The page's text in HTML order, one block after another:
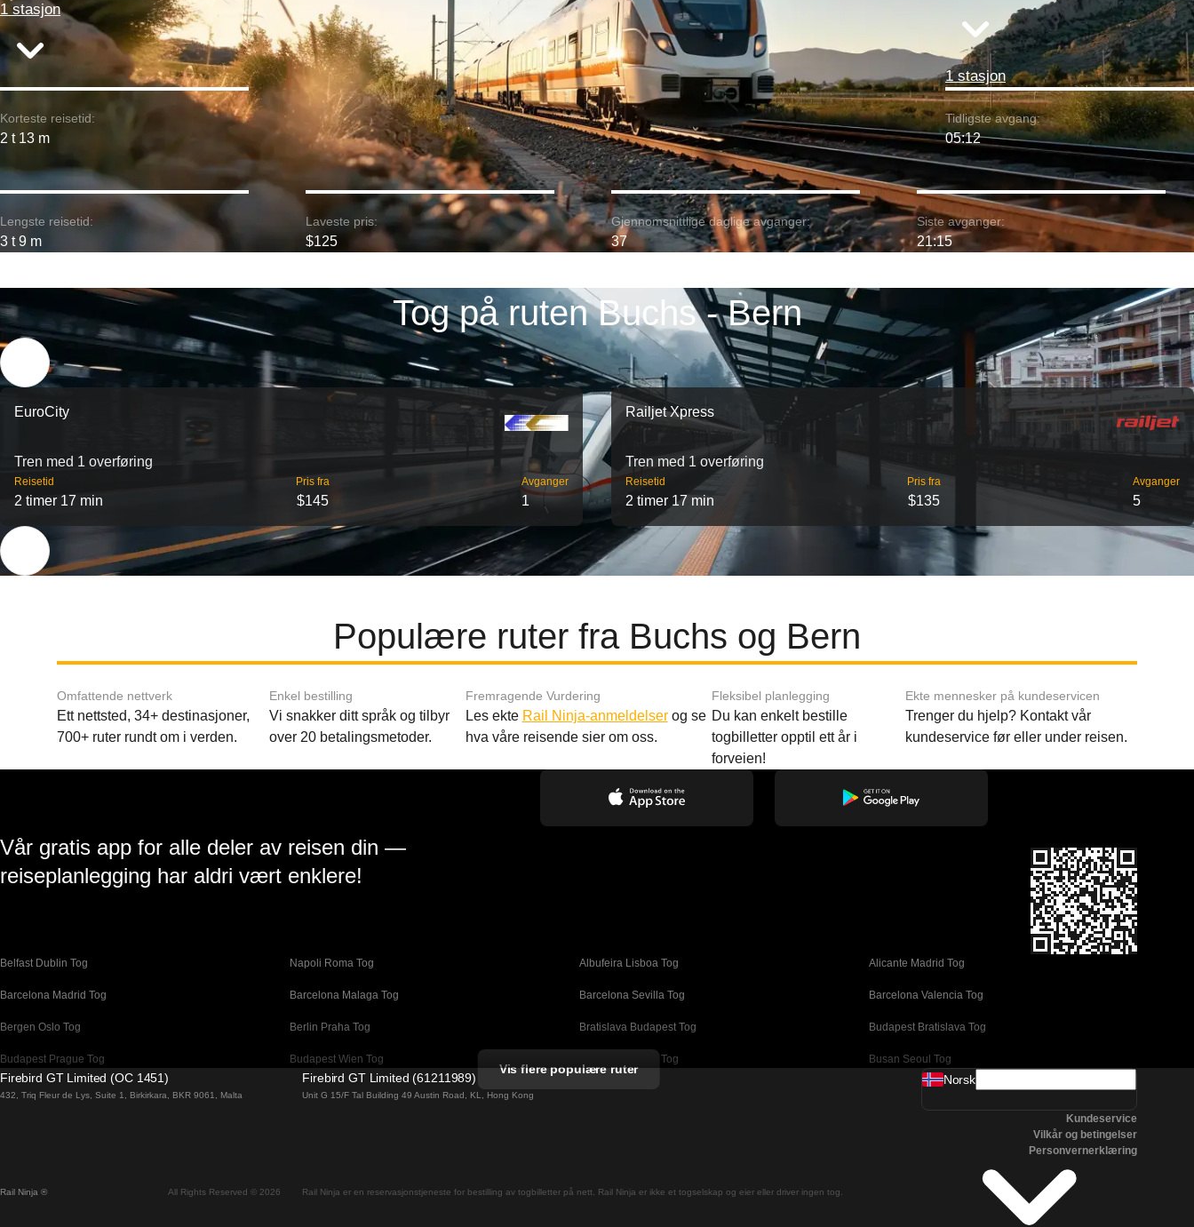
1 stasjon
1 stasjon
Korteste reisetid:
2 t 13 m
Tidligste avgang:
05:12
Lengste reisetid:
3 t 9 m
Laveste pris:
$125
Gjennomsnittlige daglige avganger:
37
Siste avganger:
21:15
Tog på ruten Buchs - Bern
EuroCity
Tren med 1 overføring
Reisetid
2 timer 17 min
Pris fra
$145
Avganger
1
Railjet Xpress
Tren med 1 overføring
Reisetid
2 timer 17 min
Pris fra
$135
Avganger
5
Populære ruter fra Buchs og Bern
Omfattende nettverk
Ett nettsted, 34+ destinasjoner,
700+ ruter rundt om i verden.
Enkel bestilling
Vi snakker ditt språk og tilbyr
over 20 betalingsmetoder.
Fremragende Vurdering
Les ekte Rail Ninja-anmeldelserog se
hva våre reisende sier om oss.
Fleksibel planlegging
Du kan enkelt bestille
togbilletter opptil ett år i
forveien!
Ekte mennesker på kundeservicen
Trenger du hjelp? Kontakt vår
kundeservice før eller under reisen.
Vår gratis app for alle deler av reisen din —
reiseplanlegging har aldri vært enklere!
Belfast Dublin Tog Napoli Roma Tog Albufeira Lisboa Tog Alicante Madrid Tog
Barcelona Madrid Tog Barcelona Malaga Tog Barcelona Sevilla Tog Barcelona Valencia Tog
Bergen Oslo Tog Berlin Praha Tog Bratislava Budapest Tog Budapest Bratislava Tog
Budapest Prague Tog Budapest Wien Tog Busan Cheonan Tog Busan Seoul Tog
Canberra Sydney Tog Changwon Seoul Tog
Faro Lisboa Tog Faro Porto Tog Firenze Roma Tog
Vis flere populære ruter
Firebird GT Limited (OC 1451)
432, Triq Fleur de Lys, Suite 1, Birkirkara, BKR 9061, Malta
Firebird GT Limited (61211989)
Unit G 15/F Tal Building 49 Austin Road, KL, Hong Kong
Rail Ninja ® All Rights Reserved © 2026 Rail Ninja er en reservasjons­tjeneste for bestilling av togbilletter på nett. Rail Ninja er ikke et togselskap og eier eller driver ingen tog.
Norsk
Kundeservice
Vilkår og betingelser
Personvernerklæring